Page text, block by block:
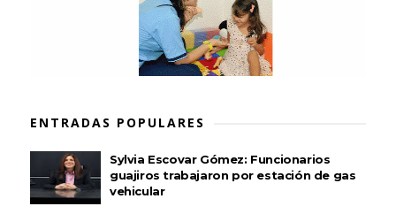
ENTRADAS POPULARES
Sylvia Escovar Gómez: Funcionarios
guajiros trabajaron por estación de gas
vehicular